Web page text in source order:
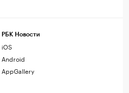
РБК Новости
iOS
Android
AppGallery